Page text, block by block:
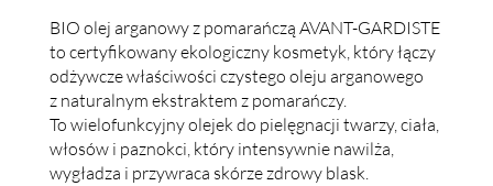
BIO olej arganowy z pomarańczą AVANT-GARDISTE
to certyfikowany ekologiczny kosmetyk, który łączy
odżywcze właściwości czystego oleju arganowego
z naturalnym ekstraktem z pomarańczy.
To wielofunkcyjny olejek do pielęgnacji twarzy, ciała,
włosów i paznokci, który intensywnie nawilża,
wygładza i przywraca skórze zdrowy blask.